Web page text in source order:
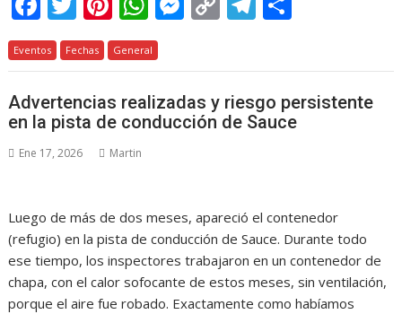
ac
e
b
o
o
w
itt
er
nt
er
e
st
h
at
s
A
ss
e
n
p
y
Li
e
gr
a
m
p
ar
Eventos Fechas General
Advertencias realizadas y riesgo persistente
en la pista de conducción de Sauce
Ene 17, 2026 Martin
Luego de más de dos meses, apareció el contenedor
(refugio) en la pista de conducción de Sauce. Durante todo
ese tiempo, los inspectores trabajaron en un contenedor de
chapa, con el calor sofocante de estos meses, sin ventilación,
porque el aire fue robado. Exactamente como habíamos